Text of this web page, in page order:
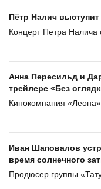
Пётр Налич
Концерт Петра Налича
Анна Пересильд и
трейлере «Без
Кинокомпания «Леона»
Иван Шаповалов
время солнечного
Продюсер группы